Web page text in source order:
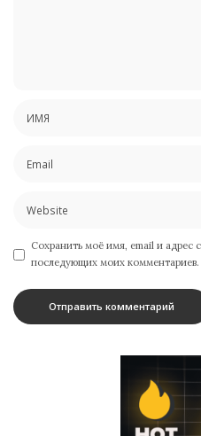
Сохранить моё имя, email и адрес
последующих моих комментариев.